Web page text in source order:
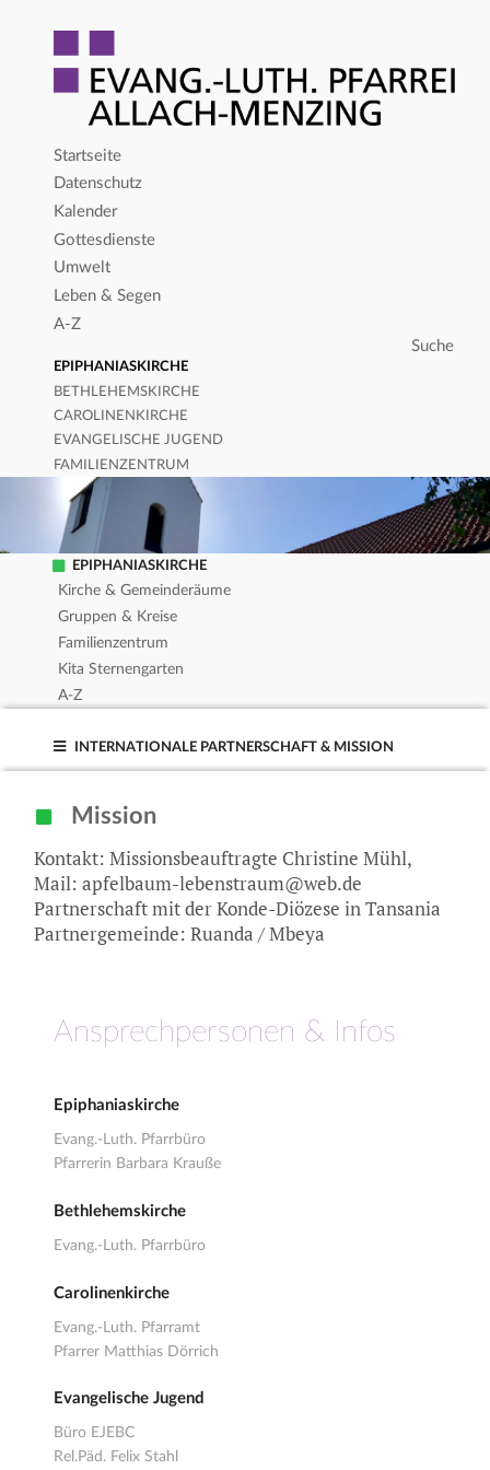
Startseite
Datenschutz
Kalender
Gottesdienste
Umwelt
Leben & Segen
A-Z
EPIPHANIASKIRCHE
BETHLEHEMSKIRCHE
CAROLINENKIRCHE
EVANGELISCHE JUGEND
FAMILIENZENTRUM
EPIPHANIASKIRCHE
Kirche & Gemeinderäume
Gruppen & Kreise
Familienzentrum
Kita Sternengarten
A-Z
INTERNATIONALE PARTNERSCHAFT & MISSION
Mission
Kontakt: Missionsbeauftragte Christine Mühl,
Mail: apfelbaum-lebenstraum@web.de
Partnerschaft mit der Konde-Diözese in Tansania
Partnergemeinde: Ruanda / Mbeya
Ansprechpersonen & Infos
Epiphaniaskirche
Evang.-Luth. Pfarrbüro
Pfarrerin Barbara Krauße
Bethlehemskirche
Evang.-Luth. Pfarrbüro
Carolinenkirche
Evang.-Luth. Pfarramt
Pfarrer Matthias Dörrich
Evangelische Jugend
Büro EJEBC
Rel.Päd. Felix Stahl